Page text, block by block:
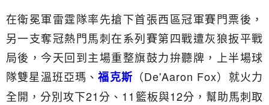
在衛冕軍雷霆隊率先搶下首張西區冠軍賽門票後，
另一支奪冠熱門馬刺在系列賽第四戰遭灰狼扳平戰
局後，今天回到主場重整旗鼓力拚聽牌，上半場球
隊雙星溫班亞瑪、福克斯 （De'Aaron Fox）就火力
全開，分別攻下21分、11籃板與12分，幫助馬刺取